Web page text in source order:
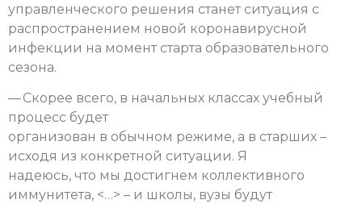
управленческого решения станет ситуация с
распространением новой коронавирусной
инфекции на момент старта образовательного
сезона.
— Скорее всего, в начальных классах учебный
процесс будет
организован в обычном режиме, а в старших –
исходя из конкретной ситуации. Я
надеюсь, что мы достигнем коллективного
иммунитета, <…> – и школы, вузы будут